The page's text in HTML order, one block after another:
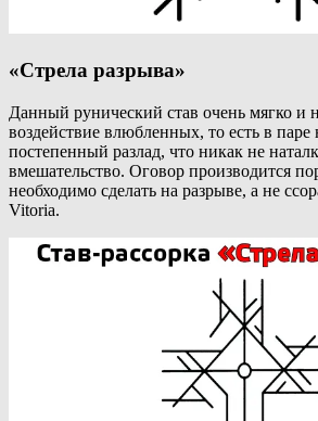
«Стрела разрыва»
Данный рунический став очень мягко и
воздействие влюбленных, то есть в паре
постепенный разлад, что никак не
вмешательство. Оговор производится
необходимо сделать на разрыве, а не
Vitoria.